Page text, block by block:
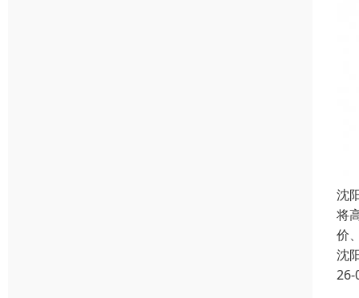
沈
将
价
沈
26-